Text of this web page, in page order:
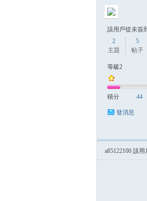
該用戶從未簽
2
主題
5
帖子
等級2
積分 44
發消息
a85122100 該用